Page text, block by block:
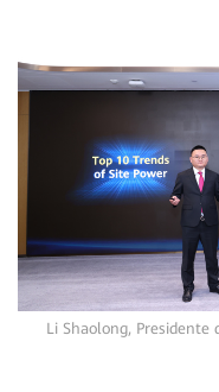
Li Shaolong, Presidente